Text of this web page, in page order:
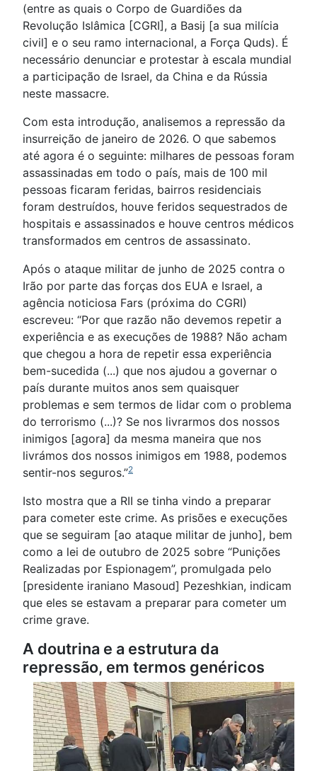
(entre as quais o Corpo de Guardiões da
Revolução Islâmica [CGRI], a Basij [a sua milícia
civil] e o seu ramo internacional, a Força Quds). É
necessário denunciar e protestar à escala mundial
a participação de Israel, da China e da Rússia
neste massacre.
Com esta introdução, analisemos a repressão da
insurreição de janeiro de 2026. O que sabemos
até agora é o seguinte: milhares de pessoas foram
assassinadas em todo o país, mais de 100 mil
pessoas ficaram feridas, bairros residenciais
foram destruídos, houve feridos sequestrados de
hospitais e assassinados e houve centros médicos
transformados em centros de assassinato.
Após o ataque militar de junho de 2025 contra o
Irão por parte das forças dos EUA e Israel, a
agência noticiosa Fars (próxima do CGRI)
escreveu: “Por que razão não devemos repetir a
experiência e as execuções de 1988? Não acham
que chegou a hora de repetir essa experiência
bem-sucedida (...) que nos ajudou a governar o
país durante muitos anos sem quaisquer
problemas e sem termos de lidar com o problema
do terrorismo (...)? Se nos livrarmos dos nossos
inimigos [agora] da mesma maneira que nos
livrámos dos nossos inimigos em 1988, podemos
sentir-nos seguros.”2
Isto mostra que a RII se tinha vindo a preparar
para cometer este crime. As prisões e execuções
que se seguiram [ao ataque militar de junho], bem
como a lei de outubro de 2025 sobre “Punições
Realizadas por Espionagem”, promulgada pelo
[presidente iraniano Masoud] Pezeshkian, indicam
que eles se estavam a preparar para cometer um
crime grave.
A doutrina e a estrutura da
repressão, em termos genéricos